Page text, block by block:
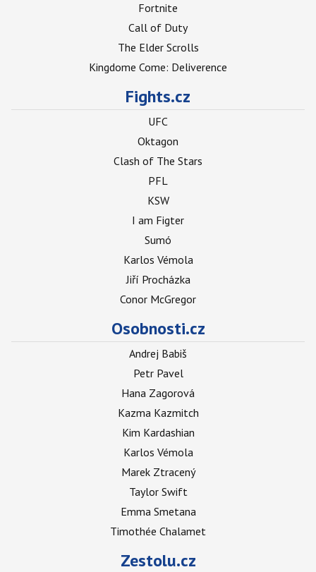
Fortnite
Call of Duty
The Elder Scrolls
Kingdome Come: Deliverence
Fights.cz
UFC
Oktagon
Clash of The Stars
PFL
KSW
I am Figter
Sumó
Karlos Vémola
Jiří Procházka
Conor McGregor
Osobnosti.cz
Andrej Babiš
Petr Pavel
Hana Zagorová
Kazma Kazmitch
Kim Kardashian
Karlos Vémola
Marek Ztracený
Taylor Swift
Emma Smetana
Timothée Chalamet
Zestolu.cz